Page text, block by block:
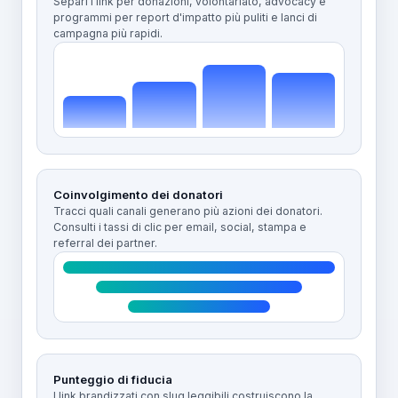
programmi per report d'impatto più puliti e lanci di
campagna più rapidi.
Coinvolgimento dei donatori
Tracci quali canali generano più azioni dei donatori.
Consulti i tassi di clic per email, social, stampa e
referral dei partner.
Punteggio di fiducia